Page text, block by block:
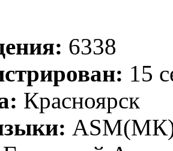
6338
15
Красноярск